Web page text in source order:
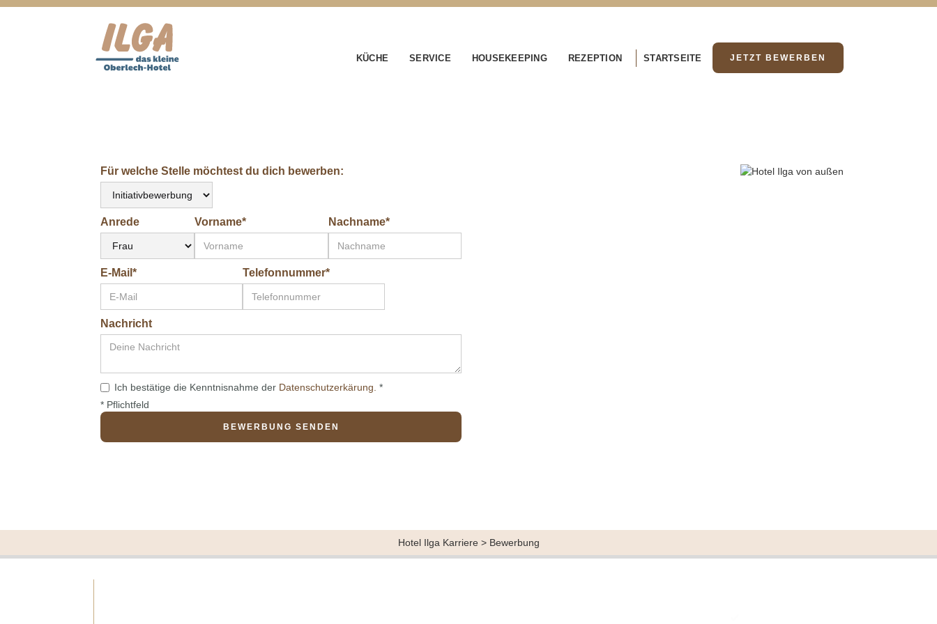
KÜCHE SERVICE HOUSEKEEPING REZEPTION STARTSEITE JETZT BEWERBEN
Für welche Stelle möchtest du dich bewerben:
Anrede Vorname* Nachname*
E-Mail* Telefonnummer*
Nachricht
Ich bestätige die Kenntnisnahme der Datenschutzerkärung. *
* Pflichtfeld
Hotel Ilga Karriere> Bewerbung